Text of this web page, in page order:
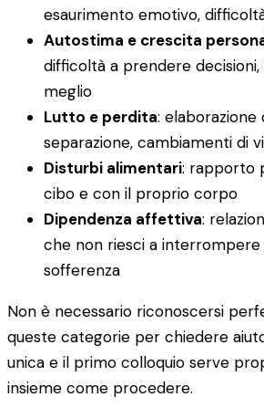
esaurimento emotivo,
Autostima e crescita
difficoltà a prendere
meglio
Lutto e perdita: elaborazione
separazione, cambiamenti di
Disturbi alimentari: rapporto
cibo e con il proprio corpo
Dipendenza affettiva:
che non riesci a
sofferenza
Non è necessario riconoscersi
queste categorie per chiedere
unica e il primo colloquio serve
insieme come procedere.